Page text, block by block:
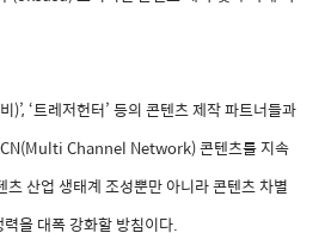
)’,‘트레저헌터’ 등의 콘텐츠 제작 파트너들과
Channel Network)콘텐츠를 지속
츠 산업 생태계 조성뿐만 아니라 콘텐츠 차별
을 대폭 강화할 방침이다.